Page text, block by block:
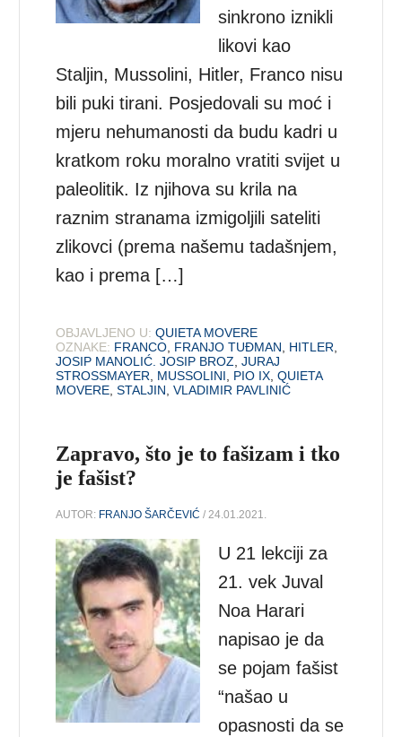
sinkrono iznikli
likovi kao
Staljin, Mussolini, Hitler, Franco nisu
bili puki tirani. Posjedovali su moć i
mjeru nehumanosti da budu kadri u
kratkom roku moralno vratiti svijet u
paleolitik. Iz njihova su krila na
raznim stranama izmigoljili sateliti
zlikovci (prema našemu tadašnjem,
kao i prema […]
OBJAVLJENO U: QUIETA MOVERE
OZNAKE: FRANCO, FRANJO TUĐMAN, HITLER,
JOSIP MANOLIĆ. JOSIP BROZ,JURAJ
STROSSMAYER, MUSSOLINI, PIO IX,QUIETA
MOVERE,STALJIN,VLADIMIR PAVLINIĆ
Zapravo, što je to fašizam i tko
je fašist?
AUTOR: FRANJO ŠARČEVIĆ / 24.01.2021.
U 21 lekciji za
21. vek Juval
Noa Harari
napisao je da
se pojam fašist
“našao u
opasnosti da se